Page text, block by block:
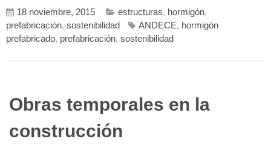
18 noviembre, 2015 estructuras, hormigón,
prefabricación, sostenibilidad ANDECE, hormigón
prefabricado, prefabricación, sostenibilidad
Obras temporales en la
construcción